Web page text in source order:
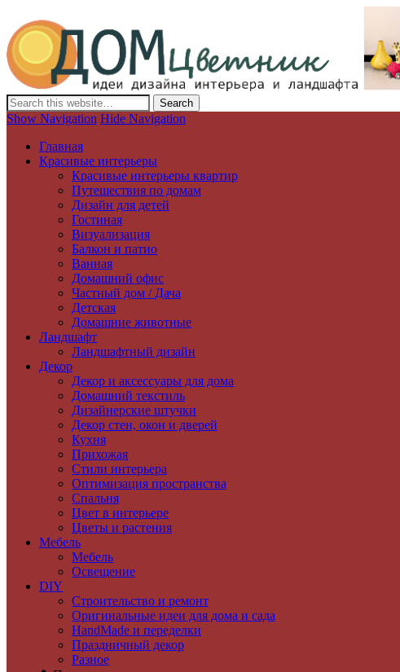
Дизайн интерьера и ландшафта, декор и обустройство дома. Идеи со
Show Navigation Hide Navigation
Главная
Красивые интерьеры
Красивые интерьеры квартир
Путешествия по домам
Дизайн для детей
Гостиная
Визуализация
Балкон и патио
Ванная
Домашний офис
Частный дом / Дача
Детская
Домашние животные
Ландшафт
Ландшафтный дизайн
Декор
Декор и аксессуары для дома
Домашний текстиль
Дизайнерские штучки
Декор стен, окон и дверей
Кухня
Прихожая
Стили интерьера
Оптимизация пространства
Спальня
Цвет в интерьере
Цветы и растения
Мебель
Мебель
Освещение
DIY
Строительство и ремонт
Оригинальные идеи для дома и сада
HandMade и переделки
Праздничный декор
Разное